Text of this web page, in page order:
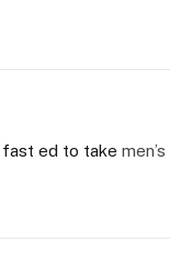
fast ed to take men’s